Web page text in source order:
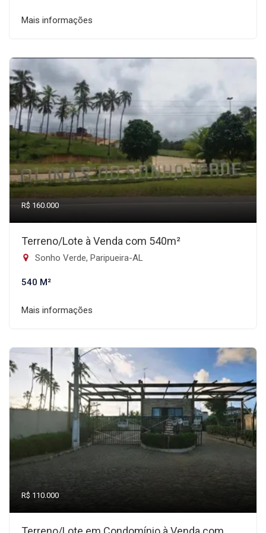
Mais informações
R$ 160.000
Terreno/Lote à Venda com 540m²
Sonho Verde, Paripueira-AL
540 M²
Mais informações
R$ 110.000